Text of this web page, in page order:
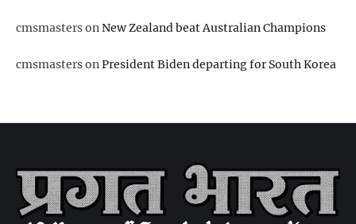
cmsmastersonNew Zealand beat Australian Champions
cmsmastersonPresident Biden departing for South Korea